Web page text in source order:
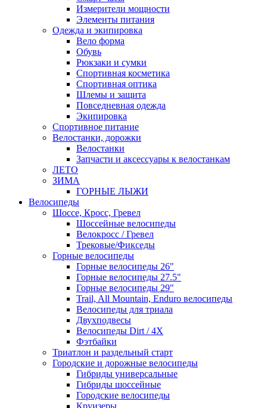
Измерители мощности
Элементы питания
Одежда и экипировка
Вело форма
Обувь
Рюкзаки и сумки
Спортивная косметика
Спортивная оптика
Шлемы и защита
Повседневная одежда
Экипировка
Спортивное питание
Велостанки, дорожки
Велостанки
Запчасти и аксессуары к велостанкам
ЛЕТО
ЗИМА
ГОРНЫЕ ЛЫЖИ
Велосипеды
Шоссе, Кросс, Гревел
Шоссейные велосипеды
Велокросс / Гревел
Трековые/Фикседы
Горные велосипеды
Горные велосипеды 26"
Горные велосипеды 27.5"
Горные велосипеды 29"
Trail, All Mountain, Enduro велосипеды
Велосипеды для триала
Двухподвесы
Велосипеды Dirt / 4X
Фэтбайки
Триатлон и раздельный старт
Городские и дорожные велосипеды
Гибриды универсальные
Гибриды шоссейные
Городские велосипеды
Круизеры